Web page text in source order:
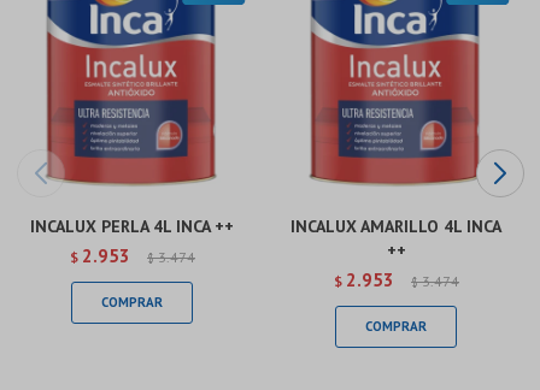
INCALUX PERLA 4L INCA ++
$ 2.953 $ 3.474
INCALUX AMARILLO 4L INCA
++
$ 2.953 $ 3.474